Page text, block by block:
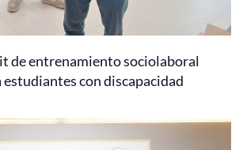
de entrenamiento sociolaboral
con discapacidad